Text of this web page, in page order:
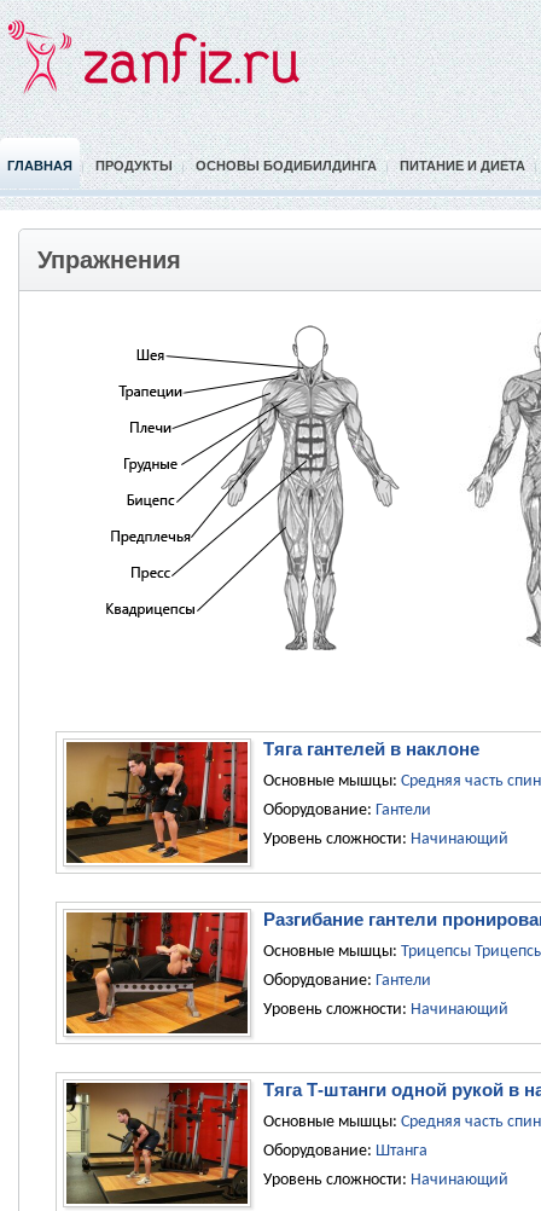
ГЛАВНАЯ ПРОДУКТЫ ОСНОВЫ БОДИБИЛДИНГА ПИТАНИЕ И ДИЕТА
Упражнения
Тяга гантелей в наклоне
Основные мышцы: Средняя часть
Оборудование: Гантели
Уровень сложности: Начинающий
Разгибание гантели
Основные мышцы: Трицепсы
Оборудование: Гантели
Уровень сложности: Начинающий
Тяга Т-штанги одной рукой в
Основные мышцы: Средняя часть
Оборудование: Штанга
Уровень сложности: Начинающий